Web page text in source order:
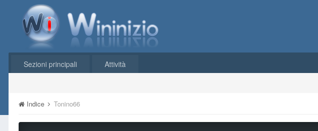
Sezioni principali Attività
Indice Tonino66